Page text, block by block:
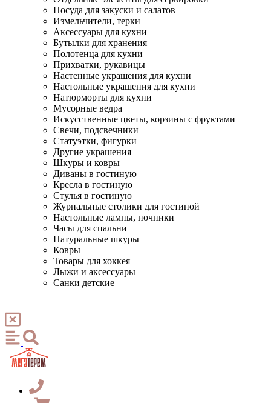
Посуда для закуски и салатов
Измельчители, терки
Аксессуары для кухни
Бутылки для хранения
Полотенца для кухни
Прихватки, рукавицы
Настенные украшения для кухни
Настольные украшения для кухни
Натюрморты для кухни
Мусорные ведра
Искусственные цветы, корзины с фруктами
Свечи, подсвечники
Статуэтки, фигурки
Другие украшения
Шкуры и ковры
Диваны в гостиную
Кресла в гостиную
Стулья в гостиную
Журнальные столики для гостиной
Настольные лампы, ночники
Часы для спальни
Натуральные шкуры
Ковры
Товары для хоккея
Лыжи и аксессуары
Санки детские